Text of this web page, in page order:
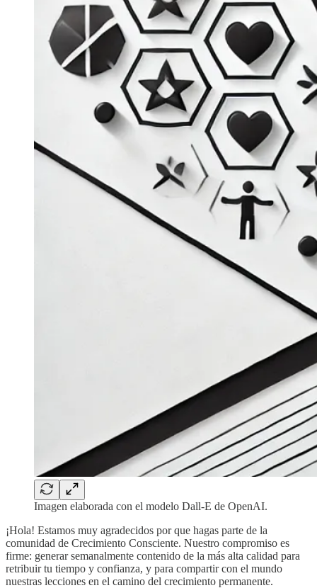
Imagen elaborada con el modelo Dall-E de OpenAI.
¡Hola! Estamos muy agradecidos por que hagas parte de la
comunidad de Crecimiento Consciente. Nuestro compromiso es
firme: generar semanalmente contenido de la más alta calidad para
retribuir tu tiempo y confianza, y para compartir con el mundo
nuestras lecciones en el camino del crecimiento permanente.